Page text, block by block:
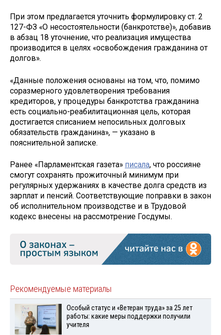
При этом предлагается уточнить формулировку ст. 2
127-ФЗ «О несостоятельности (банкротстве)», добавив
в абзац 18 уточнение, что реализация имущества
производится в целях «освобождения гражданина от
долгов».
«Данные положения основаны на том, что, помимо
соразмерного удовлетворения требования
кредиторов, у процедуры банкротства гражданина
есть социально-реабилитационная цель, которая
достигается списанием непосильных долговых
обязательств гражданина», — указано в
пояснительной записке.
Ранее «Парламентская газета» писала, что россияне
смогут сохранять прожиточный минимум при
регулярных удержаниях в качестве долга средств из
зарплат и пенсий. Соответствующие поправки в закон
об исполнительном производстве и в Трудовой
кодекс внесены на рассмотрение Госдумы.
Рекомендуемые материалы
Особый статус и «Ветеран труда» за 25 лет
работы: какие меры поддержки получили
учителя